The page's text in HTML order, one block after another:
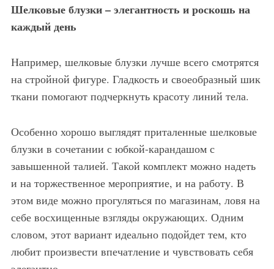
Шелковые блузки – элегантность и роскошь на
каждый день
Например, шелковые блузки лучше всего смотрятся
на стройной фигуре. Гладкость и своеобразный шик
ткани помогают подчеркнуть красоту линий тела.
Особенно хорошо выглядят приталенные шелковые
блузки в сочетании с юбкой-карандашом с
завышенной талией. Такой комплект можно надеть
и на торжественное мероприятие, и на работу. В
этом виде можно прогуляться по магазинам, ловя на
себе восхищенные взгляды окружающих. Одним
словом, этот вариант идеально подойдет тем, кто
любит произвести впечатление и чувствовать себя